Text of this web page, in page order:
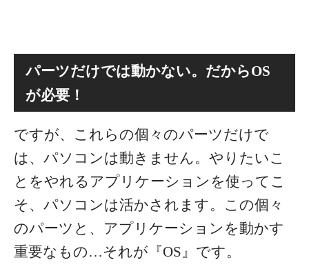
パーツだけでは動かない。だからOS
が必要！
ですが、これらの個々のパーツだけで
は、パソコンは動きません。やりたいこ
とをやれるアプリケーションを使ってこ
そ、パソコンは活かされます。この個々
のパーツと、アプリケーションを動かす
重要なもの…それが『OS』です。